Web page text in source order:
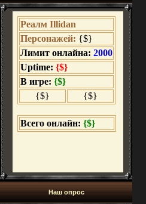
Наш опрос